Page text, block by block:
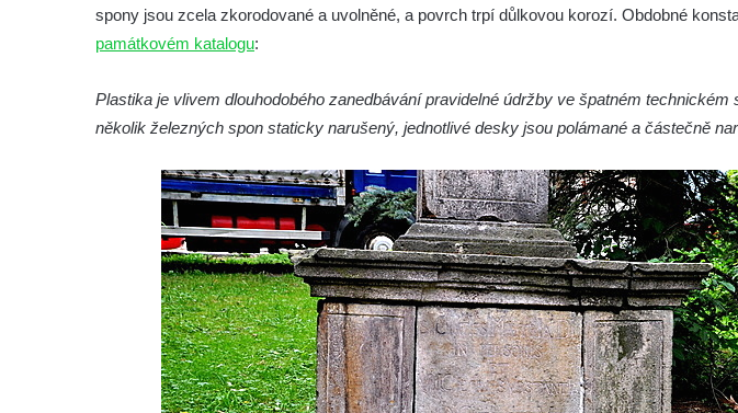
Sloup Nejsvětější Trojice na Krakonošově
náměstí v Trutnově
ve Vyškově
Sloup Panny Marie na Masarykově náměstí
v Hodoníně
Sloup svatého Františka Xaverského v
Krupce
Sloup svatého Václava u kostela svatých
Šimona a Judy v Lenešicích
Sloup svatého Isidora u hřbitova Šlapanice
spony jsou zcela zkorodované a uvolněné, a povrch trpí důlkovou korozí. Obdobné
památkovém katalogu:
Plastika je vlivem dlouhodobého zanedbávání pravidelné údržby ve špatném technickém
několik železných spon staticky narušený, jednotlivé desky jsou polámané a částečně